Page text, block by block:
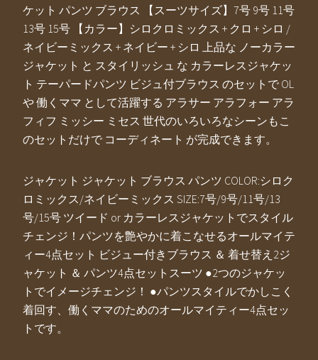
ケット パンツ ブラウス 【スーツサイズ】7号 9号 11号
13号 15号 【カラー】シロクロミックス + クロ + シロ /
ネイビーミックス + ネイビー + シロ 上品な ノーカラー
ジャケット と スタイリッシュ な カラーレスジャケッ
ト テーパードパンツ ビジュ付ブラウス のセットで OL
や 働くママ として活躍する アラサー アラフォー アラ
フィフ ミッシー ミセス 世代のいろいろなシーンもこ
のセットだけで コーディネート が完成できます。
ジャケット ジャケット ブラウス パンツ COLOR:シロク
ロミックス/ネイビーミックス SIZE:7号/9号/11号/13
号/15号 ツイード or カラーレスジャケットでスタイル
チェンジ！パンツを艶やかに着こなせるオールマイテ
ィー4点セット ビジュー付きブラウス ＆ 着せ替え2ジ
ャケット ＆ パンツ4点セットスーツ ●2つのジャケッ
トでイメージチェンジ！ ●パンツスタイルでかしこく
着回す、働くママのためのオールマイティー4点セッ
トです。